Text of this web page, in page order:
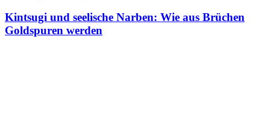
Kintsugi und seelische Narben: Wie aus Brüchen
Goldspuren werden